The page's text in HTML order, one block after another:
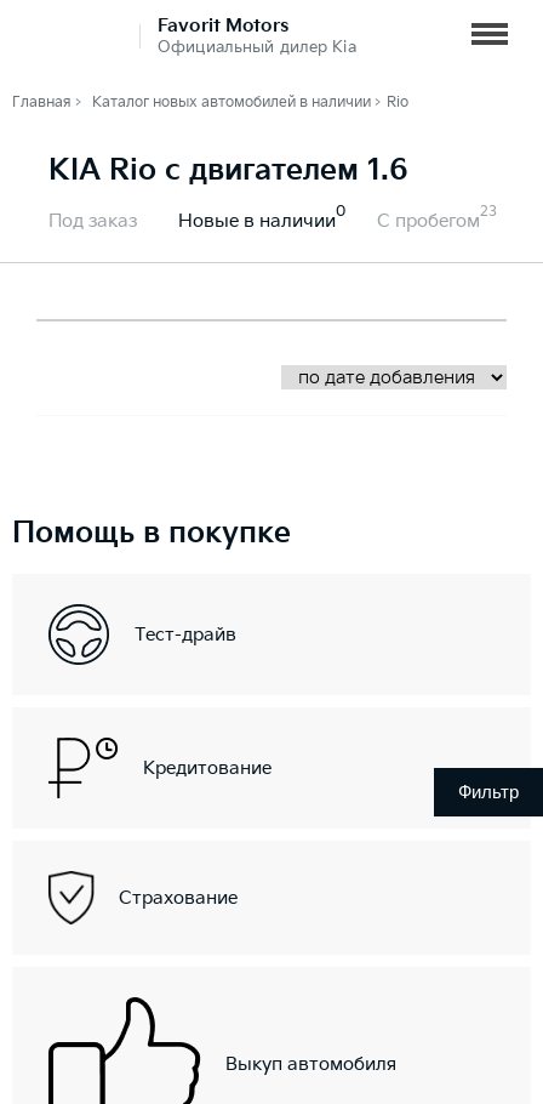
Favorit Motors
Официальный дилер Kia
Главная Каталог новых автомобилей в наличии Rio
Фильтр
KIA Rio с двигателем 1.6
Под заказ Новые в наличии0 С пробегом23
Помощь в покупке
Тест-драйв
Кредитование
Страхование
Выкуп автомобиля